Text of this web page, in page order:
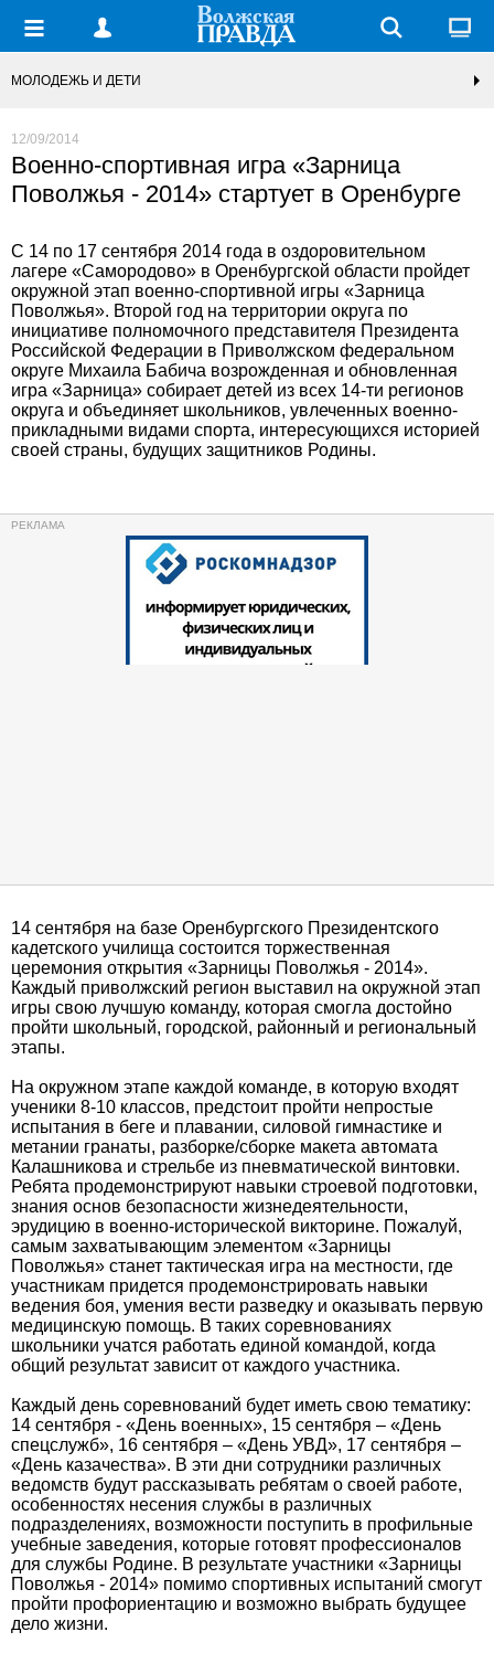
МОЛОДЕЖЬ И ДЕТИ
12/09/2014
Военно-спортивная игра «Зарница
Поволжья - 2014» стартует в Оренбурге
С 14 по 17 сентября 2014 года в оздоровительном
лагере «Самородово» в Оренбургской области пройдет
окружной этап военно-спортивной игры «Зарница
Поволжья». Второй год на территории округа по
инициативе полномочного представителя Президента
Российской Федерации в Приволжском федеральном
округе Михаила Бабича возрожденная и обновленная
игра «Зарница» собирает детей из всех 14-ти регионов
округа и объединяет школьников, увлеченных военно-
прикладными видами спорта, интересующихся историей
своей страны, будущих защитников Родины.
14 сентября на базе Оренбургского Президентского
кадетского училища состоится торжественная
церемония открытия «Зарницы Поволжья - 2014».
Каждый приволжский регион выставил на окружной этап
игры свою лучшую команду, которая смогла достойно
пройти школьный, городской, районный и региональный
этапы.
На окружном этапе каждой команде, в которую входят
ученики 8-10 классов, предстоит пройти непростые
испытания в беге и плавании, силовой гимнастике и
метании гранаты, разборке/сборке макета автомата
Калашникова и стрельбе из пневматической винтовки.
Ребята продемонстрируют навыки строевой подготовки,
знания основ безопасности жизнедеятельности,
эрудицию в военно-исторической викторине. Пожалуй,
самым захватывающим элементом «Зарницы
Поволжья» станет тактическая игра на местности, где
участникам придется продемонстрировать навыки
ведения боя, умения вести разведку и оказывать первую
медицинскую помощь. В таких соревнованиях
школьники учатся работать единой командой, когда
общий результат зависит от каждого участника.
Каждый день соревнований будет иметь свою тематику:
14 сентября - «День военных», 15 сентября – «День
спецслужб», 16 сентября – «День УВД», 17 сентября –
«День казачества». В эти дни сотрудники различных
ведомств будут рассказывать ребятам о своей работе,
особенностях несения службы в различных
подразделениях, возможности поступить в профильные
учебные заведения, которые готовят профессионалов
для службы Родине. В результате участники «Зарницы
Поволжья - 2014» помимо спортивных испытаний смогут
пройти профориентацию и возможно выбрать будущее
дело жизни.